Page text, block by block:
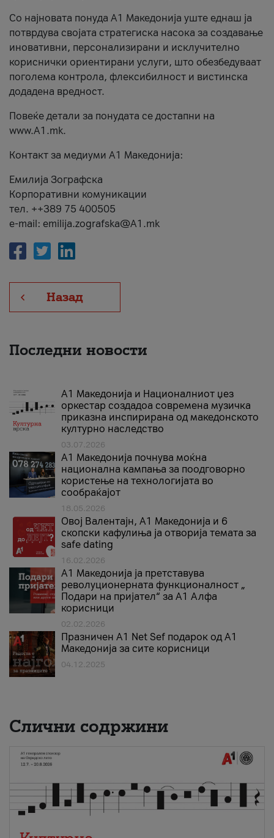
Со најновата понуда А1 Македонија уште еднаш ја
потврдува својата стратегиска насока за создавање
иновативни, персонализирани и исклучително
кориснички ориентирани услуги, што обезбедуваат
поголема контрола, флексибилност и вистинска
додадена вредност.
Повеќе детали за понудата се достапни на
www.А1.mk.
Контакт за медиуми А1 Македонија:
Емилија Зографска
Корпоративни комуникации
тел. ++389 75 400505
e-mail: emilija.zografska@A1.mk
Назад
Последни новости
А1 Македонија и Националниот џез
оркестар создадоа современа музичка
приказна инспирирана од македонското
културно наследство
03.07.2026
A1 Македонија почнува моќна
национална кампања за поодговорно
користење на технологијата во
сообраќајот
18.05.2026
Овој Валентајн, A1 Македонија и 6
скопски кафулиња ја отворија темата за
safe dating
16.02.2026
А1 Македонија ја претставува
револуционерната функционалност „
Подари на пријател“ за А1 Алфа
корисници
02.02.2026
Празничен A1 Net Sеf подарок од А1
Македонија за сите корисници
04.12.2025
Слични содржини